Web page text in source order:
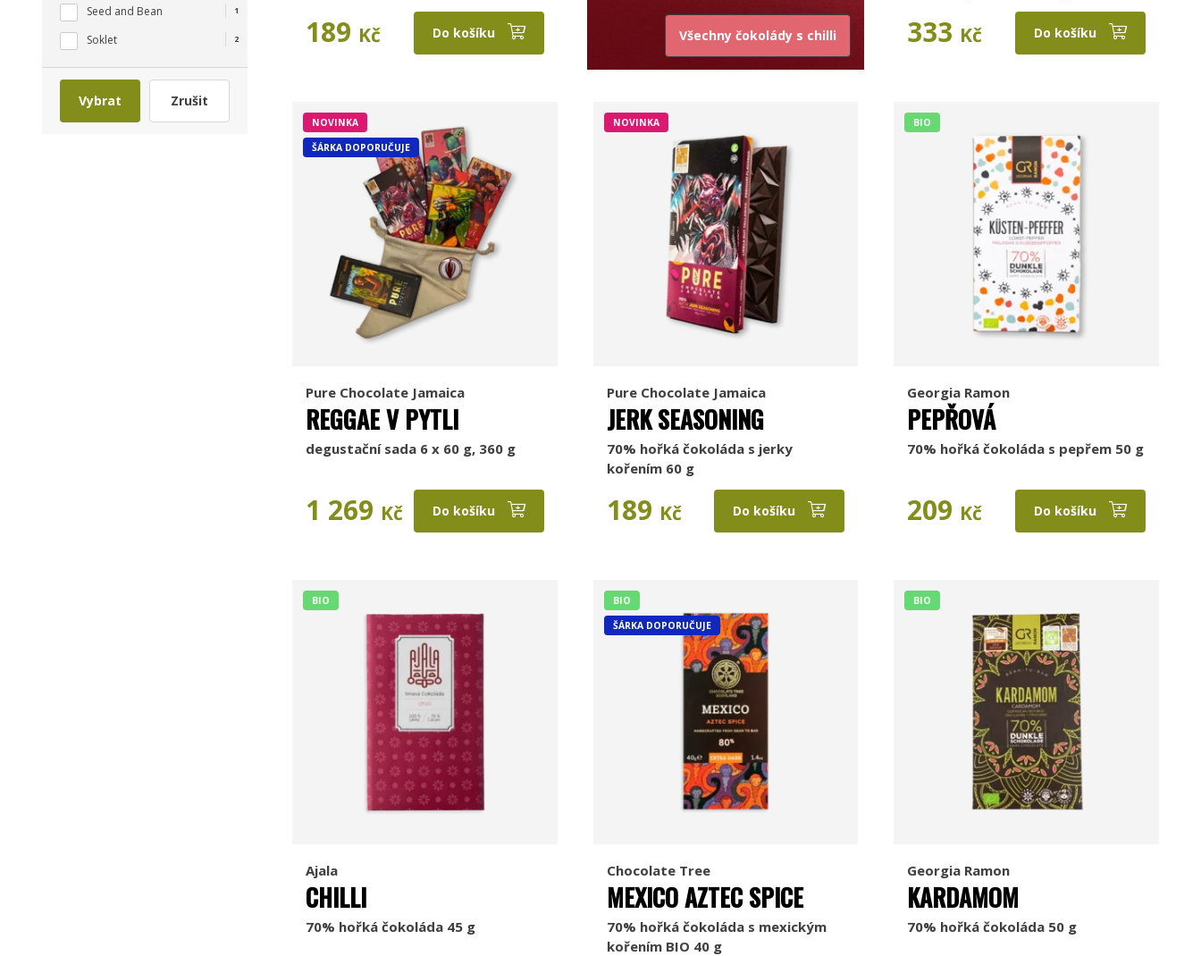
189 Kč Do košíku Všechny čokolády s chilli 333 Kč Do košíku
NOVINKA
ŠÁRKA DOPORUČUJE
Pure Chocolate Jamaica
REGGAE V PYTLI
degustační sada 6 x 60 g, 360 g
1 269 Kč Do košíku
NOVINKA
Pure Chocolate Jamaica
JERK SEASONING
70% hořká čokoláda s jerky
kořením 60 g
189 Kč Do košíku
BIO
Georgia Ramon
PEPŘOVÁ
70% hořká čokoláda s pepřem 50 g
209 Kč Do košíku
BIO
Ajala
CHILLI
70% hořká čokoláda 45 g
BIO
ŠÁRKA DOPORUČUJE
Chocolate Tree
MEXICO AZTEC SPICE
70% hořká čokoláda s mexickým
kořením BIO 40 g
BIO
Georgia Ramon
KARDAMOM
70% hořká čokoláda 50 g
Seed and Bean 1
Soklet 2
Vybrat Zrušit